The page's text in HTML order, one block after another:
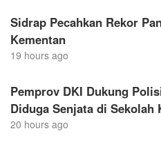
Sidrap Pecahkan Rekor
Kementan
19 hours ago
Pemprov DKI Dukung
Diduga Senjata di Sekolah
20 hours ago